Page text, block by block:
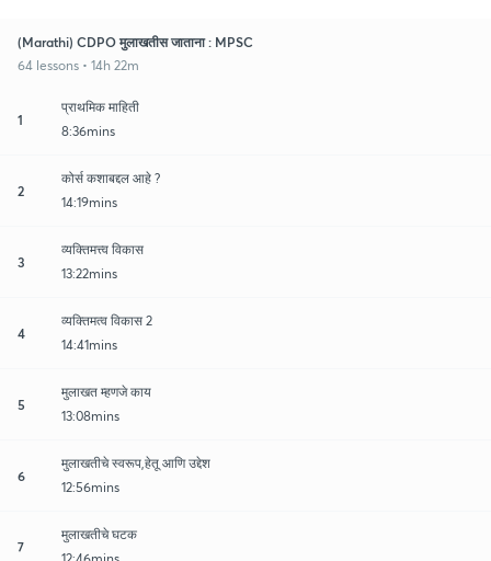
(Marathi) CDPO मुलाखतीस जाताना : MPSC
64 lessons • 14h 22m
1
प्राथमिक माहिती
8:36mins
2
कोर्स कशाबद्दल आहे ?
14:19mins
3
व्यक्तिमत्त्व विकास
13:22mins
4
व्यक्तिमत्व विकास 2
14:41mins
5
मुलाखत म्हणजे काय
13:08mins
6
मुलाखतीचे स्वरूप,हेतू आणि उद्देश
12:56mins
7
मुलाखतीचे घटक